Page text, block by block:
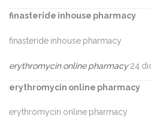
finasteride inhouse pharmacy
finasteride inhouse pharmacy
erythromycin online pharmacy 24
erythromycin online pharmacy
erythromycin online pharmacy